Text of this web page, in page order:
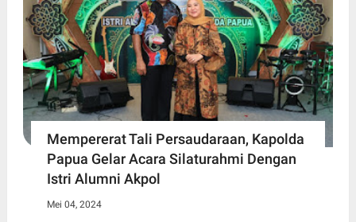
Mempererat Tali Persaudaraan, Kapolda
Papua Gelar Acara Silaturahmi Dengan
Istri Alumni Akpol
Mei 04, 2024